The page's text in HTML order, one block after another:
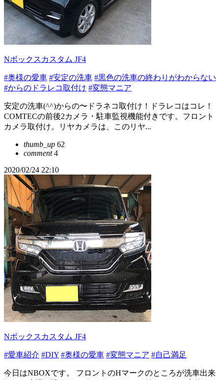
Nボックスカスタム JF4
#奥様の愛車 #安定の洗車 #黒色の洗車の終わりがわからない
#からのドラレコ取付け #変態マニア
安定の洗車(^^)からの〜ドラネコ取付け！ドラレコはコレ！
COMTECの前後2カメラ・駐車監視機能付きです。フロント
カメラ取付け。リヤカメラは、このリヤ...
thumb_up 62
comment4
2020/02/24 22:10
Nボックスカスタム JF4
#愛車紹介 #DIY #奥様の愛車 #変態マニア #自己満足
今日はNBOXです。 フロントのHマークのところが洗車出来